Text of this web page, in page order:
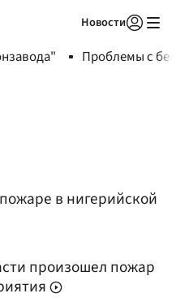
Новости
Проблемы с
в нигерийской
произошел пожар